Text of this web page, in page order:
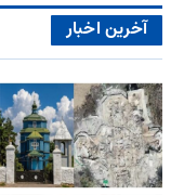
آخرین اخبار